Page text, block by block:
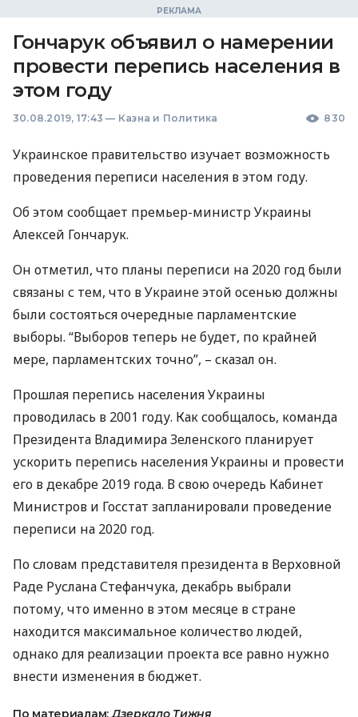
Гончарук объявил о намерении
провести перепись населения в
этом году
30.08.2019, 17:43 — Казна и Политика 830
Украинское правительство изучает возможность
проведения переписи населения в этом году.
Об этом сообщает премьер-министр Украины
Алексей Гончарук.
Он отметил, что планы переписи на 2020 год были
связаны с тем, что в Украине этой осенью должны
были состояться очередные парламентские
выборы. “Выборов теперь не будет, по крайней
мере, парламентских точно”, – сказал он.
Прошлая перепись населения Украины
проводилась в 2001 году. Как сообщалось, команда
Президента Владимира Зеленского планирует
ускорить перепись населения Украины и провести
его в декабре 2019 года. В свою очередь Кабинет
Министров и Госстат запланировали проведение
переписи на 2020 год.
По словам представителя президента в Верховной
Раде Руслана Стефанчука, декабрь выбрали
потому, что именно в этом месяце в стране
находится максимальное количество людей,
однако для реализации проекта все равно нужно
внести изменения в бюджет.
По материалам:Дзеркало Тижня